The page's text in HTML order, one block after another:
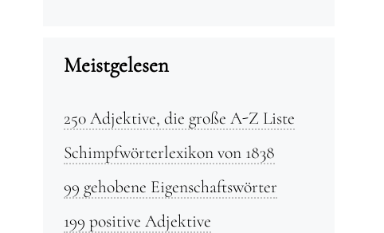
Meistgelesen
250 Adjektive, die große A-Z Liste
Schimpfwörterlexikon von 1838
99 gehobene Eigenschaftswörter
199 positive Adjektive